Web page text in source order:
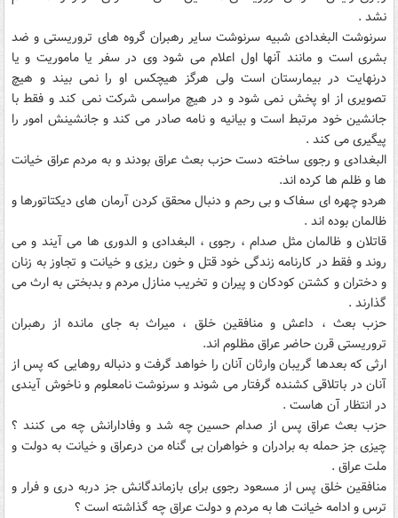
نشد .
سرنوشت البغدادی شبیه سرنوشت سایر رهبران گروه های تروریستی و ضد
بشری است و مانند آنها اول اعلام می شود وی در سفر یا ماموریت و یا
درنهایت در بیمارستان است ولی هرگز هیچکس او را نمی بیند و هیچ
تصویری از او پخش نمی شود و در هیچ مراسمی شرکت نمی کند و فقط با
جانشین خود مرتبط است و بیانیه و نامه صادر می کند و جانشینش امور را
پیگیری می کند .
البغدادی و رجوی ساخته دست حزب بعث عراق بودند و به مردم عراق خیانت
ها و ظلم ها کرده اند.
هردو چهره ای سفاک و بی رحم و دنبال محقق کردن آرمان های دیکتاتورها و
ظالمان بوده اند .
قاتلان و ظالمان مثل صدام ، رجوی ، البغدادی و الدوری ها می آیند و می
روند و فقط در کارنامه زندگی خود قتل و خون ریزی و خیانت و تجاوز به زنان
و دختران و کشتن کودکان و پیران و تخریب منازل مردم و بدبختی به ارث می
گذارند .
حزب بعث ، داعش و منافقین خلق ، میراث به جای مانده از رهبران
تروریستی قرن حاضر عراق مظلوم اند.
ارثی که بعدها گریبان وارثان آنان را خواهد گرفت و دنباله روهایی که پس از
آنان در باتلاقی کشنده گرفتار می شوند و سرنوشت نامعلوم و ناخوش آیندی
در انتظار آن هاست .
حزب بعث عراق پس از صدام حسین چه شد و وفادارانش چه می کنند ؟
چیزی جز حمله به برادران و خواهران بی گناه من درعراق و خیانت به دولت و
ملت عراق .
منافقین خلق پس از مسعود رجوی برای بازماندگانش جز دربه دری و فرار و
ترس و ادامه خیانت ها به مردم و دولت عراق چه گذاشته است ؟